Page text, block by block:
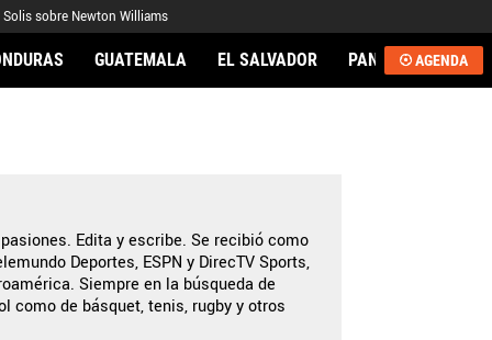
sobre Newton Williams
GUATEMALA EL SALVADOR PANAMÁAGENDA
Edita y escribe. Se recibió como
Deportes, ESPN y DirecTV Sports,
Siempre en la búsqueda de
como de básquet, tenis, rugby y otros